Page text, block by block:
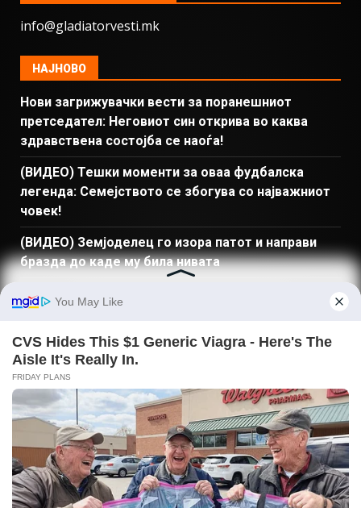
info@gladiatorvesti.mk
НАЈНОВО
Нови загрижувачки вести за поранешниот
претседател: Неговиот син открива во каква
здравствена состојба се наоѓа!
(ВИДЕО) Тешки моменти за оваа фудбалска
легенда: Семејството се збогува со најважниот
човек!
(ВИДЕО) Земјоделец го изора патот и направи
бразда до каде му била нивата
(ВИДЕО) Пожар „проголта“ брег на познато
езеро: Почна масовна евакуација
(ВИДЕО) Вози тротинет сред булевар, пречи на
автомобили и поминува на црвено
ПРЕБАРАЈ
Македонија Балкан и Свет Спорт Магазин